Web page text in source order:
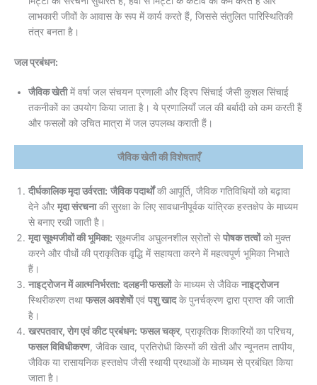
लाभकारी जीवों के आवास के रूप में कार्य करते हैं, जिससे संतुलित पारिस्थितिकी
तंत्र बनता है।
जल प्रबंधन:
जैविक खेतीमें वर्षा जल संचयन प्रणाली और ड्रिप सिंचाई जैसी कुशल सिंचाई
तकनीकों का उपयोग किया जाता है। ये प्रणालियाँ जल की बर्बादी को कम करती हैं
और फसलों को उचित मात्रा में जल उपलब्ध कराती हैं।
जैविक खेती की विशेषताएँ
दीर्घकालिक मृदा उर्वरता: जैविक पदार्थोंकी आपूर्ति, जैविक गतिविधियों को बढ़ावा
देने और मृदा संरचनाकी सुरक्षा के लिए सावधानीपूर्वक यांत्रिक हस्तक्षेप के माध्यम
से बनाए रखी जाती है।
मृदा सूक्ष्मजीवों की भूमिका: सूक्ष्मजीव अघुलनशील स्रोतों सेपोषक तत्वोंको मुक्त
करने और पौधों की प्राकृतिक वृद्धि में सहायता करने में महत्वपूर्ण भूमिका निभाते
हैं।
नाइट्रोजन में आत्मनिर्भरता: दलहनी फसलोंके माध्यम से जैविकनाइट्रोजन
स्थिरीकरण तथा फसल अवशेषोंएवं पशु खादके पुनर्चक्रण द्वारा प्राप्त की जाती
है।
खरपतवार, रोग एवं कीट प्रबंधन: फसल चक्र, प्राकृतिक शिकारियों का परिचय,
फसल विविधीकरण, जैविक खाद, प्रतिरोधी किस्मों की खेती और न्यूनतम तापीय,
जैविक या रासायनिक हस्तक्षेप जैसी स्थायी प्रथाओं के माध्यम से प्रबंधित किया
जाता है।